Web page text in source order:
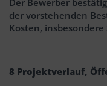
der vorstehenden
Kosten,
8 Projektverlauf,